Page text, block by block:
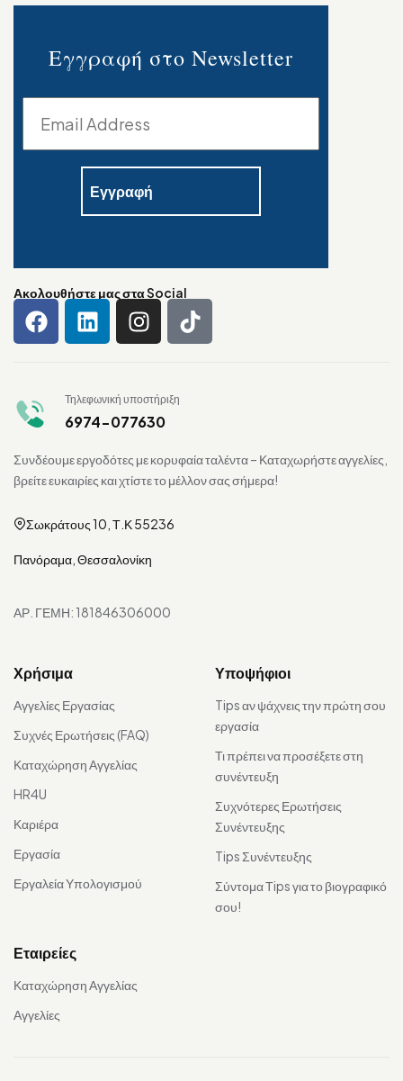
Εγγραφή στο Newsletter
Ακολουθήστε μας στα Social
Τηλεφωνική υποστήριξη
6974-077630
Συνδέουμε εργοδότες με κορυφαία ταλέντα – Καταχωρήστε αγγελίες,
βρείτε ευκαιρίες και χτίστε το μέλλον σας σήμερα!
Σωκράτους 10, Τ.Κ 55236
Πανόραμα, Θεσσαλονίκη
ΑΡ. ΓΕΜΗ: 181846306000
Χρήσιμα
Αγγελίες Εργασίας
Συχνές Ερωτήσεις (FAQ)
Καταχώρηση Αγγελίας
HR4U
Καριέρα
Εργασία
Εργαλεία Υπολογισμού
Υποψήφιοι
Tips αν ψάχνεις την πρώτη σου
εργασία
Τι πρέπει να προσέξετε στη
συνέντευξη
Συχνότερες Ερωτήσεις
Συνέντευξης
Tips Συνέντευξης
Σύντομα Τips για το βιογραφικό
σου!
Εταιρείες
Καταχώρηση Αγγελίας
Αγγελίες